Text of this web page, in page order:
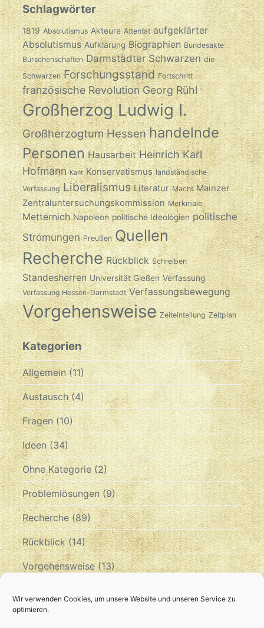
Wir verwenden Cookies, um unsere Website und unseren Service zu
optimieren.
Schlagwörter
1819 Absolutismus Akteure Attentat aufgeklärter
Absolutismus Aufklärung Biographien Bundesakte
Burschenschaften Darmstädter Schwarzen die
Schwarzen Forschungsstand Fortschritt
französische Revolution Georg Rühl
Großherzog Ludwig I.
Großherzogtum Hessen handelnde
Personen Hausarbeit Heinrich Karl
Hofmann Kant Konservatismus landständische
Verfassung Liberalismus Literatur Macht Mainzer
Zentraluntersuchungskommission Merkmale
Metternich Napoleon politische Ideologien politische
Strömungen Preußen Quellen
Recherche Rückblick Schreiben
Standesherren Universität Gießen Verfassung
Verfassung Hessen-Darmstadt Verfassungsbewegung
Vorgehensweise Zeiteinteilung Zeitplan
Kategorien
Allgemein(11)
Austausch(4)
Fragen(10)
Ideen(34)
Ohne Kategorie(2)
Problemlösungen(9)
Recherche(89)
Rückblick(14)
Vorgehensweise(13)